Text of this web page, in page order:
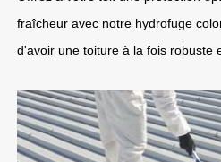
fraîcheur avec notre hydrofuge
d'avoir une toiture à la fois robuste